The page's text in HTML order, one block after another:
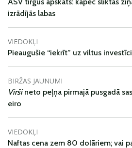
izrādījās labas
VIEDOKĻI
Pieaugušie “iekrīt” uz viltus
BIRŽAS JAUNUMI
Viršineto peļņa pirmajā pusgadā
eiro
VIEDOKĻI
Naftas cena zem 80 dolāriem; vai